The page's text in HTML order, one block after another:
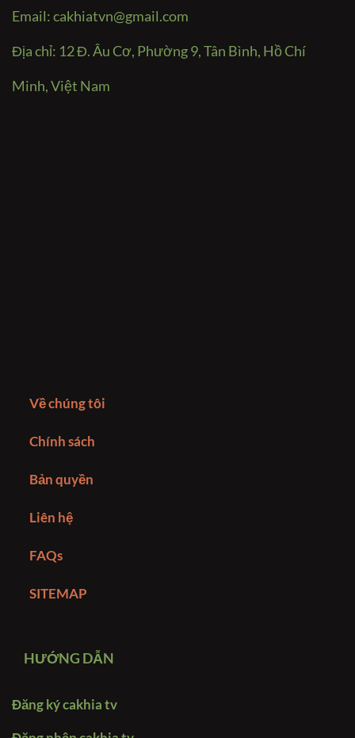
Email:cakhiatvn@gmail.com
Địa chỉ: 12 Đ. Âu Cơ, Phường 9, Tân Bình, Hồ Chí
Minh, Việt Nam
Về chúng tôi
Chính sách
Bản quyền
Liên hệ
FAQs
SITEMAP
HƯỚNG DẪN
Đăng ký cakhia tv